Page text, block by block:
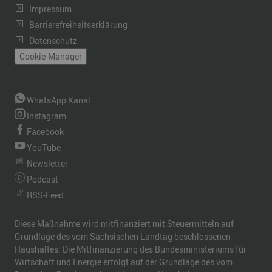
Impressum
Barrierefreiheitserklärung
Datenschutz
Cookie-Manager
WhatsApp Kanal
Instagram
Facebook
YouTube
Newsletter
Podcast
RSS-Feed
Diese Maßnahme wird mitfinanziert mit Steuermitteln auf
Grundlage des vom Sächsischen Landtag beschlossenen
Haushaltes. Die Mitfinanzierung des Bundesministeriums für
Wirtschaft und Energie erfolgt auf der Grundlage des vom